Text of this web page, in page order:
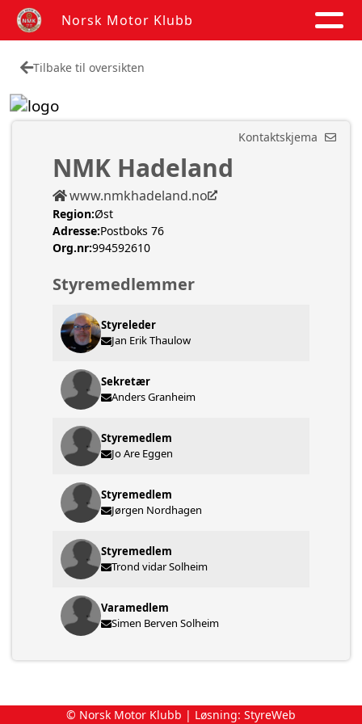
Norsk Motor Klubb
Tilbake til oversikten
Kontaktskjema
NMK Hadeland
www.nmkhadeland.no
Region:Øst
Adresse:Postboks 76
Org.nr:994592610
Styremedlemmer
Styreleder
Jan Erik Thaulow
Sekretær
Anders Granheim
Styremedlem
Jo Are Eggen
Styremedlem
Jørgen Nordhagen
Styremedlem
Trond vidar Solheim
Varamedlem
Simen Berven Solheim
© Norsk Motor Klubb | Løsning: StyreWeb